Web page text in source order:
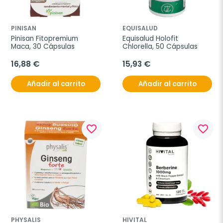
PINISAN
Pinisan Fitopremium
Maca, 30 Cápsulas
16,88 €
Añadir al carrito
EQUISALUD
Equisalud Holofit
Chlorella, 50 Cápsulas
15,93 €
Añadir al carrito
favorite_border
PHYSALIS
favorite_border
HIVITAL